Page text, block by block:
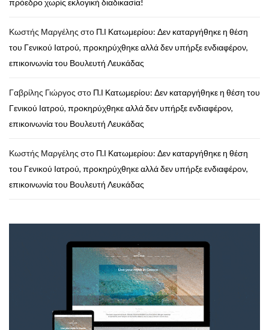
Κωστής Μαργέλης στο Π.Ι Κατωμερίου: Δεν καταργήθηκε η θέση
του Γενικού Ιατρού, προκηρύχθηκε αλλά δεν υπήρξε ενδιαφέρον,
επικοινωνία του Βουλευτή Λευκάδας
Γαβρίλης Γιώργος στο Π.Ι Κατωμερίου: Δεν καταργήθηκε η θέση του
Γενικού Ιατρού, προκηρύχθηκε αλλά δεν υπήρξε ενδιαφέρον,
επικοινωνία του Βουλευτή Λευκάδας
Κωστής Μαργέλης στο Π.Ι Κατωμερίου: Δεν καταργήθηκε η θέση
του Γενικού Ιατρού, προκηρύχθηκε αλλά δεν υπήρξε ενδιαφέρον,
επικοινωνία του Βουλευτή Λευκάδας